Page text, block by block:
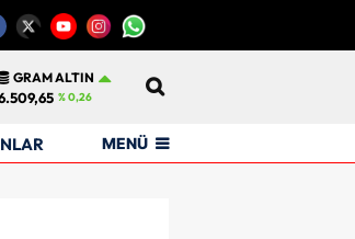
GRAM ALTIN
% 0,26
MENÜ